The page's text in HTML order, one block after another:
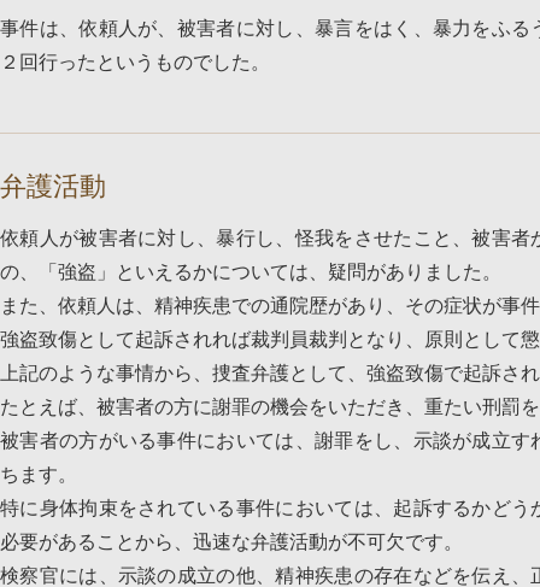
事件は、依頼人が、被害者に対し、暴言をはく、暴力をふ
２回行ったというものでした。
弁護活動
依頼人が被害者に対し、暴行し、怪我をさせたこと、被害
の、「強盗」といえるかについては、疑問がありました。
また、依頼人は、精神疾患での通院歴があり、その症状が事
強盗致傷として起訴されれば裁判員裁判となり、原則として
上記のような事情から、捜査弁護として、強盗致傷で起訴さ
たとえば、被害者の方に謝罪の機会をいただき、重たい刑罰
被害者の方がいる事件においては、謝罪をし、示談が成立
ちます。
特に身体拘束をされている事件においては、起訴するかど
必要があることから、迅速な弁護活動が不可欠です。
検察官には、示談の成立の他、精神疾患の存在などを伝え